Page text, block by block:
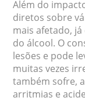
Além do
diretos sobre
mais afetado,
do álcool. O
lesões e pode
muitas vezes
também sofre,
arritmias e